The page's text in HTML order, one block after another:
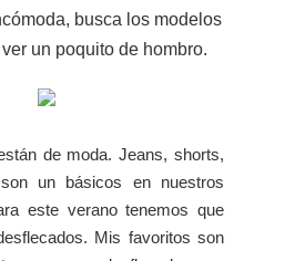
busca los modelos
un poquito de hombro.
de moda. Jeans, shorts,
un básicos en nuestros
este verano tenemos que
Mis favoritos son